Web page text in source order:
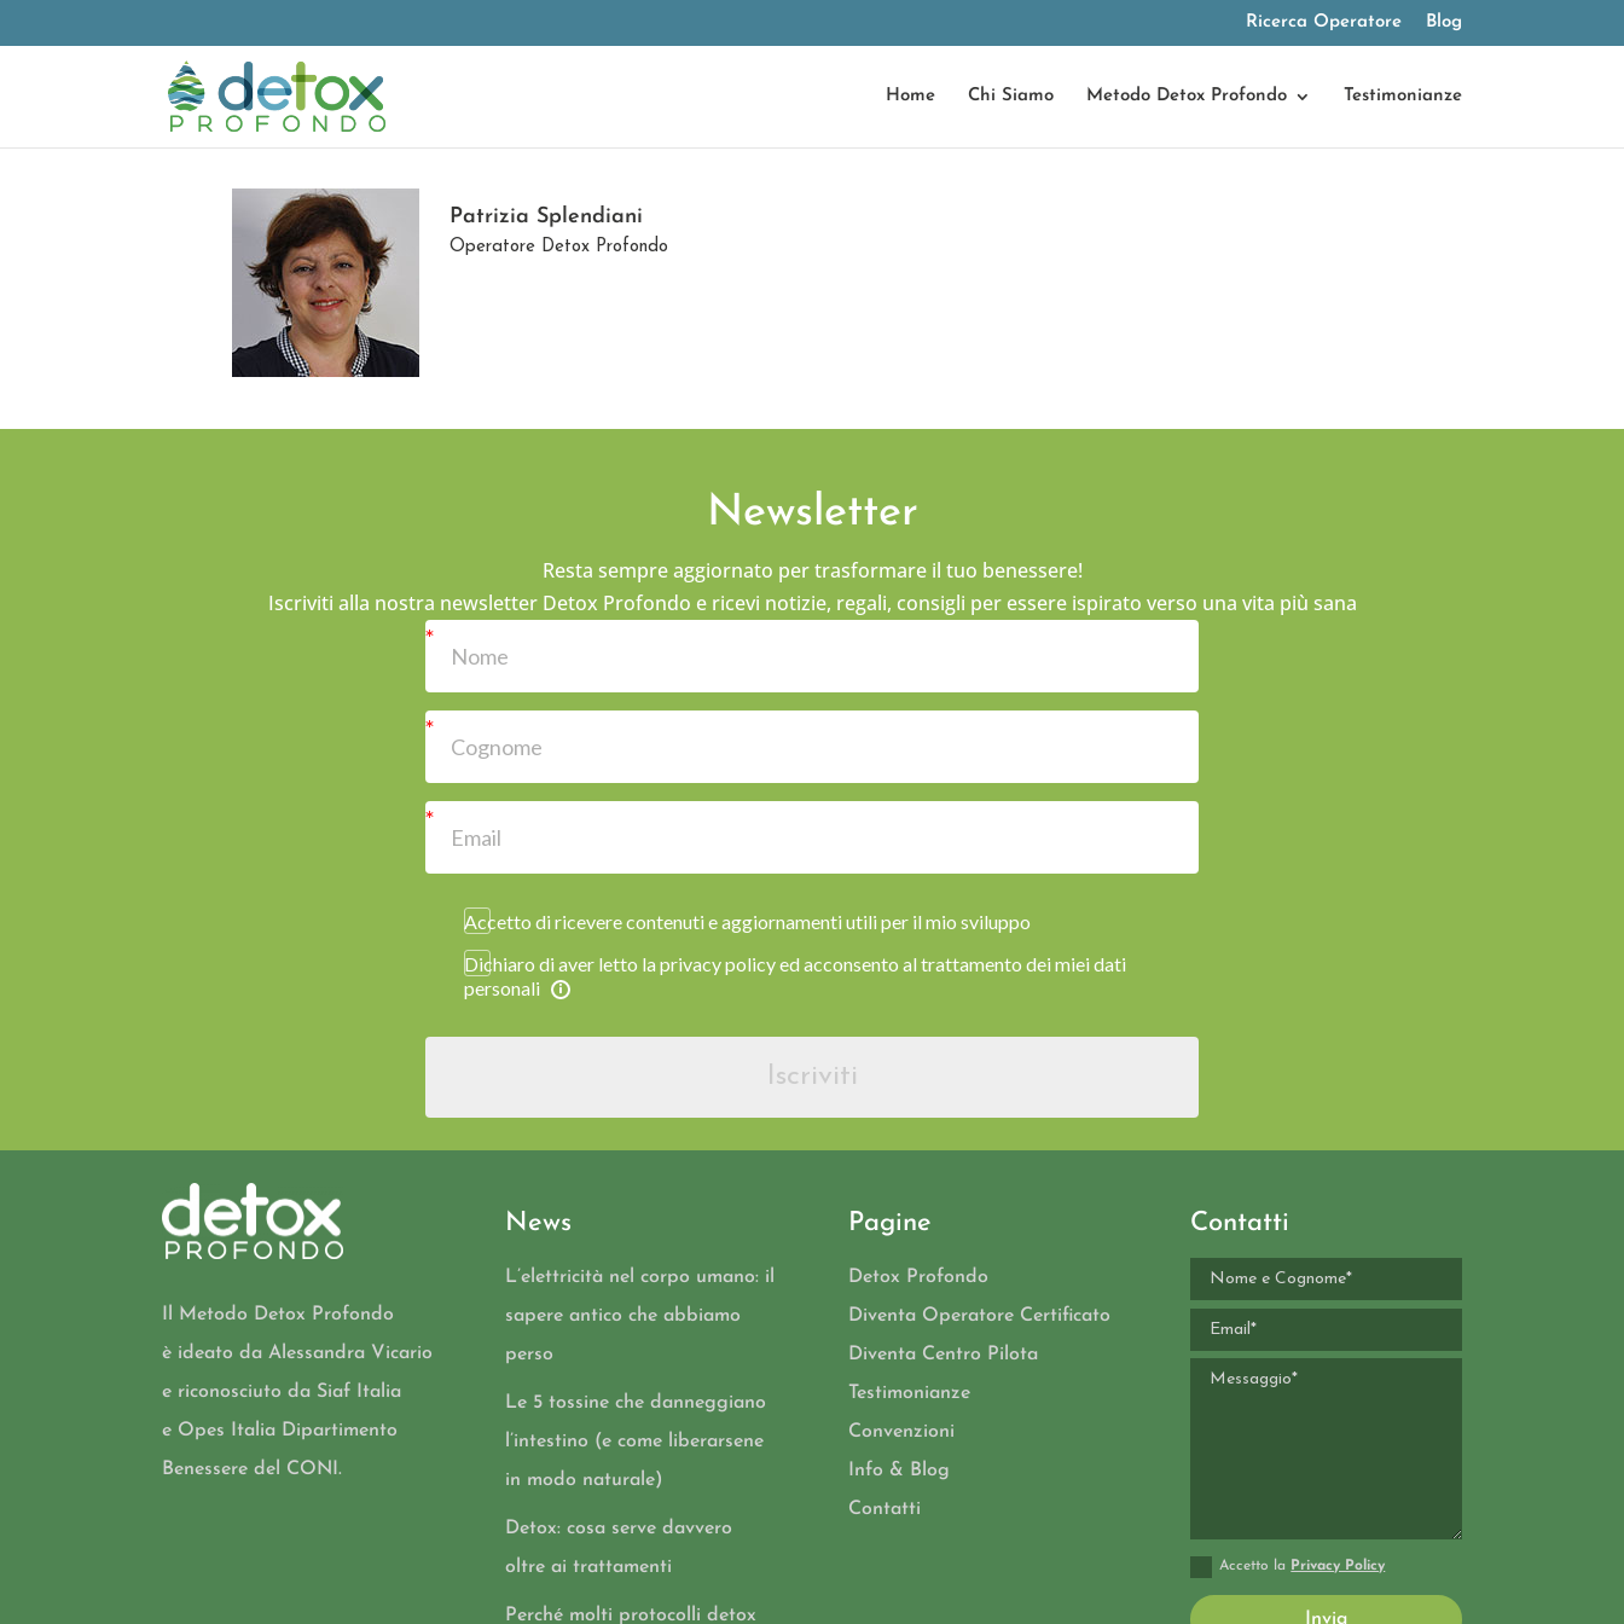
Ricerca Operatore Blog
Home Chi Siamo Metodo Detox Profondo Testimonianze
Patrizia Splendiani
Operatore Detox Profondo
Newsletter
Resta sempre aggiornato per trasformare il tuo benessere!
Iscriviti alla nostra newsletter Detox Profondo e ricevi notizie, regali, consigli per essere ispirato verso una vita più sana
Accetto di ricevere contenuti e aggiornamenti utili per il mio sviluppo
Dichiaro di aver letto la privacy policy ed acconsento al trattamento dei miei dati
personali
Iscriviti
Il Metodo Detox Profondo
è ideato da Alessandra Vicario
e riconosciuto da Siaf Italia
e Opes Italia Dipartimento
Benessere del CONI.
News
L’elettricità nel corpo umano: il
sapere antico che abbiamo
perso
Le 5 tossine che danneggiano
l’intestino (e come liberarsene
in modo naturale)
Detox: cosa serve davvero
oltre ai trattamenti
Perché molti protocolli detox
Pagine
Detox Profondo
Diventa Operatore Certificato
Diventa Centro Pilota
Testimonianze
Convenzioni
Info & Blog
Contatti
Contatti
Accetto la Privacy Policy
Invia